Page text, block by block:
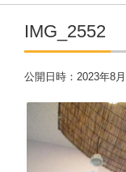
IMG_2552
公開日時： 2023年8